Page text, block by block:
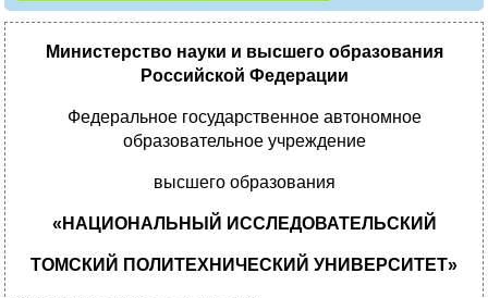
Министерство науки и высшего образования
Российской Федерации
Федеральное государственное автономное
образовательное учреждение
высшего образования
«НАЦИОНАЛЬНЫЙ ИССЛЕДОВАТЕЛЬСКИЙ
ТОМСКИЙ ПОЛИТЕХНИЧЕСКИЙ УНИВЕРСИТЕТ»